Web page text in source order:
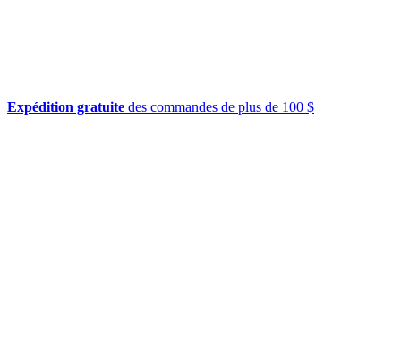
Expédition gratuite des commandes de plus de 100 $